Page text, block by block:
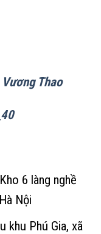
Thao
6 làng nghề
Nội
khu Phú Gia, xã